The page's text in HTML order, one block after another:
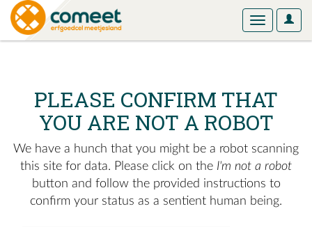
User
Toggle
PLEASE CONFIRM THAT
YOU ARE NOT A ROBOT
We have a hunch that you might be a robot scanning
this site for data. Please click on the I'm not a robot
button and follow the provided instructions to
confirm your status as a sentient human being.